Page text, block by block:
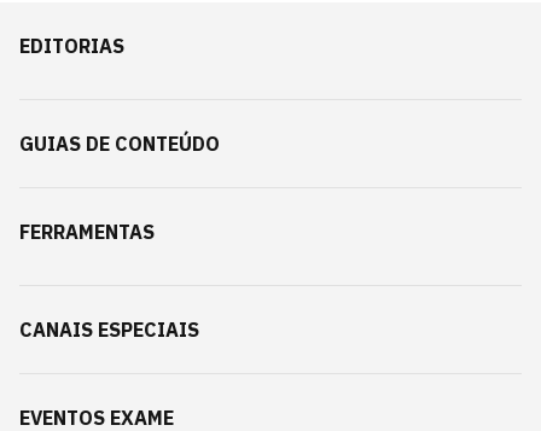
EDITORIAS
GUIAS DE CONTEÚDO
FERRAMENTAS
CANAIS ESPECIAIS
EVENTOS EXAME